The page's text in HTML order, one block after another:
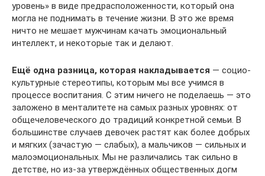
уровень» в виде предрасположенности, который она
могла не поднимать в течение жизни. В это же время
ничто не мешает мужчинам качать эмоциональный
интеллект, и некоторые так и делают.
Ещё одна разница, которая накладывается — социо-
культурные стереотипы, которым мы все учимся в
процессе воспитания. С этим ничего не поделаешь — это
заложено в менталитете на самых разных уровнях: от
общечеловеческого до традиций конкретной семьи. В
большинстве случаев девочек растят как более добрых
и мягких (зачастую — слабых), а мальчиков — сильных и
малоэмоциональных. Мы не различались так сильно в
детстве, но из-за утверждённых общественных догм